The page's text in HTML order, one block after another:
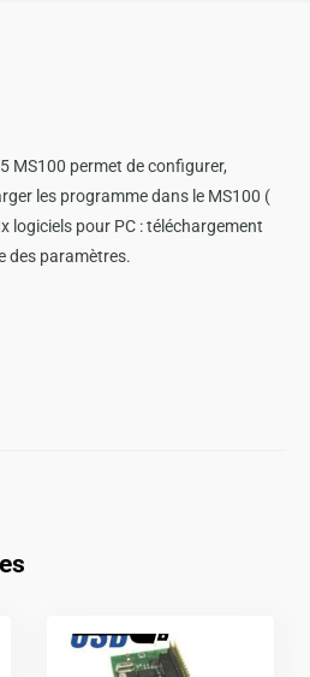
MS100 permet de configurer,
les programme dans le MS100 (
logiciels pour PC : téléchargement
des paramètres.